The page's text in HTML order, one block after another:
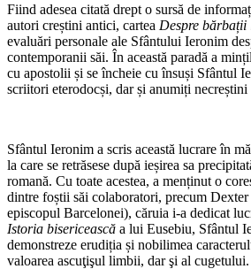
Fiind adesea citată drept o sursă de
autori creștini antici, cartea Despre bărbații
evaluări personale ale Sfântului Ieronim
contemporanii săi. În această paradă a
cu apostolii și se încheie cu însuși Sfântul
scriitori eterodocși, dar și anumiți necreștini
Sfântul Ieronim a scris această lucrare în
la care se retrăsese după ieșirea sa
romană. Cu toate acestea, a menținut o
dintre foștii săi colaboratori, precum
episcopul Barcelonei), căruia i-a dedicat
Istoria bisericească a lui Eusebiu, Sfântul
demonstreze erudiția și nobilimea
valoarea ascuţişul limbii, dar şi al cugetului.